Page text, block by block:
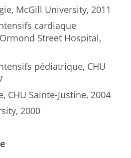
McGill University, 2011
cardiaque
Street Hospital,
pédiatrique, CHU
CHU Sainte-Justine, 2004
2000